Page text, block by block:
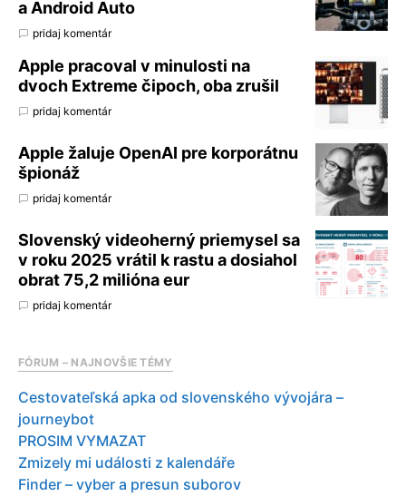
a Android Auto
pridaj komentár
Apple pracoval v minulosti na
dvoch Extreme čipoch, oba zrušil
pridaj komentár
Apple žaluje OpenAI pre korporátnu
špionáž
pridaj komentár
Slovenský videoherný priemysel sa
v roku 2025 vrátil k rastu a dosiahol
obrat 75,2 milióna eur
pridaj komentár
FÓRUM – NAJNOVŠIE TÉMY
Cestovateľská apka od slovenského vývojára –
journeybot
PROSIM VYMAZAT
Zmizely mi události z kalendáře
Finder – vyber a presun suborov